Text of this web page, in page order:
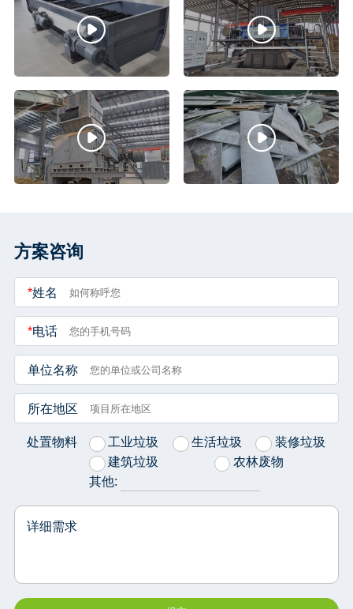
方案咨询
*姓名
*电话
单位名称
所在地区
处置物料 工业垃圾 生活垃圾
装修垃圾
建筑垃圾
农林废物
其他:
详细需求